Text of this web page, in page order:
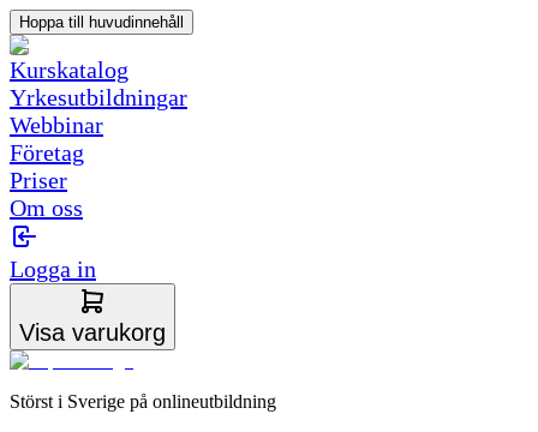
Hoppa till huvudinnehåll
Kurskatalog
Yrkesutbildningar
Webbinar
Företag
Priser
Om oss
Logga in
Visa varukorg
Störst i Sverige på onlineutbildning